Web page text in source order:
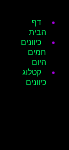
דף
הבית
כיוונים
חמים
היום
קטלוג
כיוונים